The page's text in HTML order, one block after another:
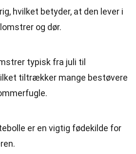
hvilket betyder, at den lever i
og dør.
typisk fra juli til
tiltrækker mange bestøvere
er en vigtig fødekilde for